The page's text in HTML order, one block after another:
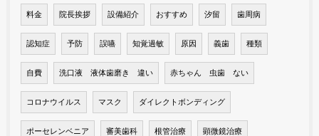
料金 院長挨拶 設備紹介 おすすめ 汐留 歯周病
認知症 予防 誤嚥 知覚過敏 原因 義歯 種類
自費 洗口液 液体歯磨き 違い 赤ちゃん 虫歯 ない
コロナウイルス マスク ダイレクトボンディング
ポーセレンベニア 審美歯科 根管治療 顕微鏡治療